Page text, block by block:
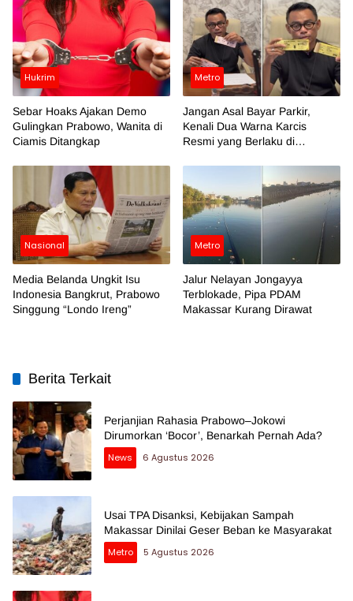
Hukrim
Sebar Hoaks Ajakan Demo
Gulingkan Prabowo, Wanita di
Ciamis Ditangkap
Metro
Jangan Asal Bayar Parkir,
Kenali Dua Warna Karcis
Resmi yang Berlaku di
Nasional
Media Belanda Ungkit Isu
Indonesia Bangkrut, Prabowo
Singgung “Londo Ireng”
Metro
Jalur Nelayan Jongayya
Terblokade, Pipa PDAM
Makassar Kurang Dirawat
Berita Terkait
Perjanjian Rahasia Prabowo–Jokowi
Dirumorkan ‘Bocor’, Benarkah Pernah Ada?
News
6 Agustus 2026
Usai TPA Disanksi, Kebijakan Sampah
Makassar Dinilai Geser Beban ke Masyarakat
Metro
5 Agustus 2026